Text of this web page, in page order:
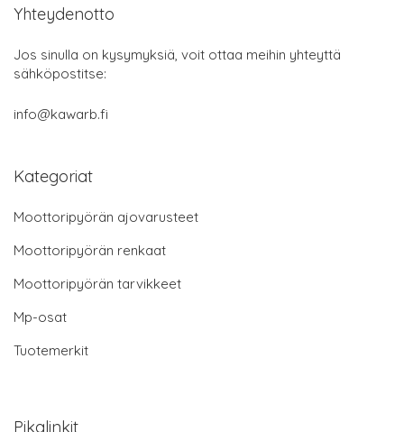
Yhteydenotto
Jos sinulla on kysymyksiä, voit ottaa meihin yhteyttä
sähköpostitse:
info@kawarb.fi
Kategoriat
Moottoripyörän ajovarusteet
Moottoripyörän renkaat
Moottoripyörän tarvikkeet
Mp-osat
Tuotemerkit
Pikalinkit